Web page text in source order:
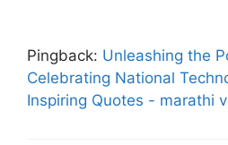
Pingback: Unleashing the
Celebrating National
Inspiring Quotes - marathi